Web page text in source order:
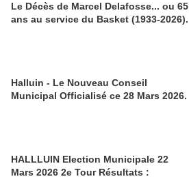
Le Décès de Marcel Delafosse... ou 65
ans au service du Basket (1933-2026).
Halluin - Le Nouveau Conseil
Municipal Officialisé ce 28 Mars 2026.
HALLLUIN Election Municipale 22
Mars 2026 2e Tour Résultats :